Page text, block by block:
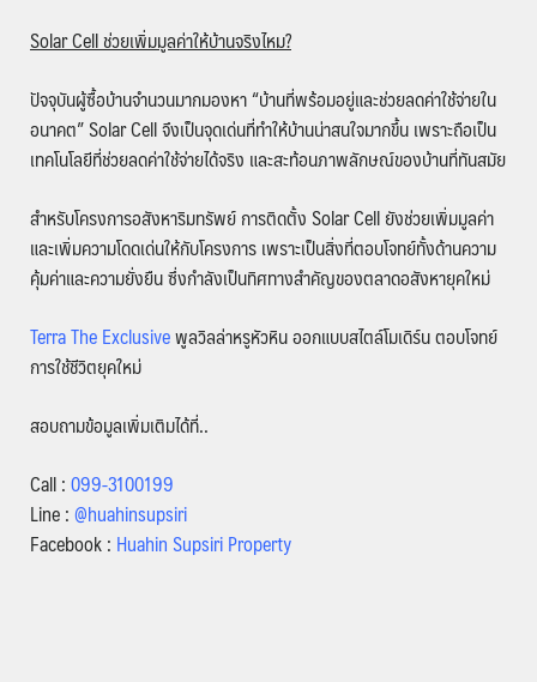
Solar Cellช่วยเพิ่มมูลค่าให้บ้านจริงไหม?
ปัจจุบันผู้ซื้อบ้านจำนวนมากมองหา “บ้านที่พร้อมอยู่และช่วยลดค่าใช้จ่ายใน
อนาคต” Solar Cell จึงเป็นจุดเด่นที่ทำให้บ้านน่าสนใจมากขึ้น เพราะถือเป็น
เทคโนโลยีที่ช่วยลดค่าใช้จ่ายได้จริง และสะท้อนภาพลักษณ์ของบ้านที่ทันสมัย
สำหรับโครงการอสังหาริมทรัพย์ การติดตั้ง Solar Cell ยังช่วยเพิ่มมูลค่า
และเพิ่มความโดดเด่นให้กับโครงการ เพราะเป็นสิ่งที่ตอบโจทย์ทั้งด้านความ
คุ้มค่าและความยั่งยืน ซึ่งกำลังเป็นทิศทางสำคัญของตลาดอสังหายุคใหม่
Terra The Exclusiveพูลวิลล่าหรูหัวหิน ออกแบบสไตล์โมเดิร์น ตอบโจทย์
การใช้ชีวิตยุคใหม่
สอบถามข้อมูลเพิ่มเติมได้ที่..
Call :099-3100199
Line :@huahinsupsiri
Facebook : Huahin Supsiri Property